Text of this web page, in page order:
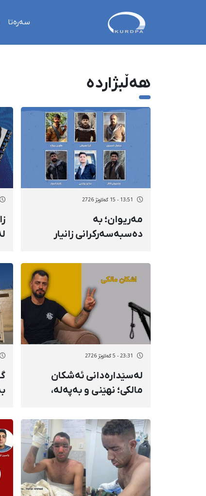
سەرەتا
هەڵبژاردە
13:51 - 15 گەلاوێژ 2726
مەریوان؛ بە
دەسبەسەرکرانی زانیار
پشتیوان تاتار ژمارەی
دەسبەسەرکراوانی
سەرەڕۆیانە لە ئاوایی «نێ»
بۆ شەش کەس زیادی کرد
23:31 - 5 گەلاوێژ 2726
لەسێدارەدانی ئەشکان
مالکی؛ نهێنی و بەپەلە،
دۆسییەکە و پارێزەری
دیاریکراو بێئاگا بوون و
تەنانەت ڕێگەیان پێنەدرا
کفنەکەشی بکەنەوە